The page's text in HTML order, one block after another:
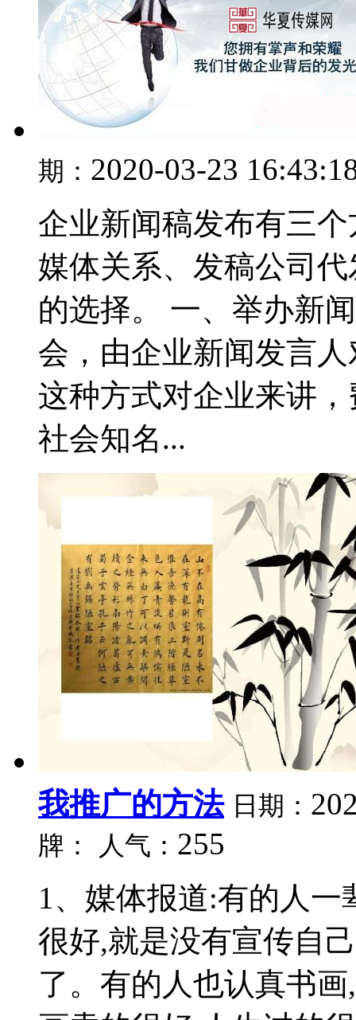
期： 2020-03-23
企业新闻稿发布有三
媒体关系、发稿公司
的选择。 一、举办新
会，由企业新闻发言
这种方式对企业来讲
社会知名...
我推广的方法 日期：
牌： 人气： 255
1、媒体报道:有的人
很好,就是没有宣传自
了。有的人也认真书